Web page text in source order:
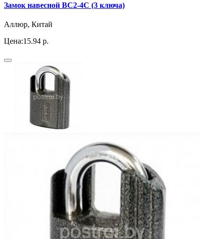
Замок навесной ВС2-4С (3 ключа)
Аллюр, Китай
Цена:15.94 р.